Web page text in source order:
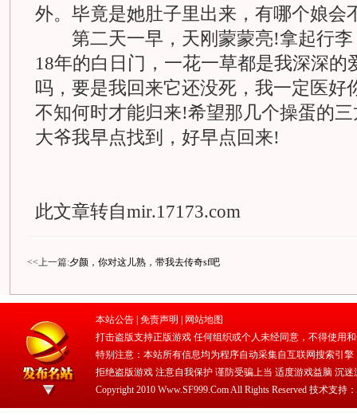
外。毕竟是她肚子里出来，有哪个娘会
第二天一早，天刚蒙蒙亮!拿起行李
18年的白日门，一花一草都是我深深的
吗，要是我回来它还没死，我一定医好
不知何时才能归来!希望那几个操蛋的
大爷我早点找到，好早点回来!
此文章转自mir.17173.com
<<上一篇:夕颜，你对这儿熟，带我去传奇sf吧
本站公告 | 免责声明
网站地图
打击盗版支持正版游戏 任何组织或个人未经同意，不得使用
特别注意：本站所有信息均为程序自动采集自互联网搜索引
拒绝盗版游戏 注意自我保护 谨防受骗上当 适度游戏益脑 沉
Copyright 2010 Www.SF999.Com All Rights Reserved 技术支持：